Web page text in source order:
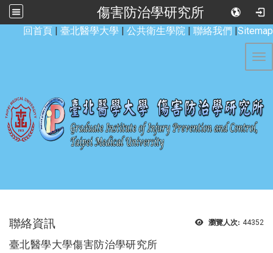
傷害防治學研究所
回首頁 | 臺北醫學大學 | 公共衛生學院 | 聯絡我們 |Sitemap
瀏覽人次: 44352
聯絡資訊
臺北醫學大學傷害防治學研究所